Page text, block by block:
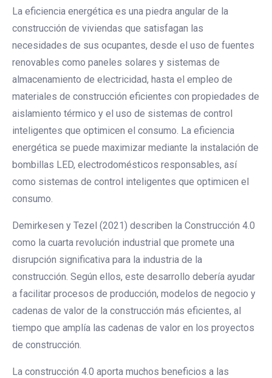
La eficiencia energética es una piedra angular de la
construcción de viviendas que satisfagan las
necesidades de sus ocupantes, desde el uso de fuentes
renovables como paneles solares y sistemas de
almacenamiento de electricidad, hasta el empleo de
materiales de construcción eficientes con propiedades de
aislamiento térmico y el uso de sistemas de control
inteligentes que optimicen el consumo. La eficiencia
energética se puede maximizar mediante la instalación de
bombillas LED, electrodomésticos responsables, así
como sistemas de control inteligentes que optimicen el
consumo.
Demirkesen y Tezel (2021) describen la Construcción 4.0
como la cuarta revolución industrial que promete una
disrupción significativa para la industria de la
construcción. Según ellos, este desarrollo debería ayudar
a facilitar procesos de producción, modelos de negocio y
cadenas de valor de la construcción más eficientes, al
tiempo que amplía las cadenas de valor en los proyectos
de construcción.
La construcción 4.0 aporta muchos beneficios a las